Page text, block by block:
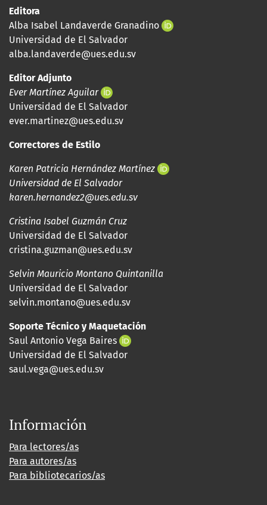
Editora
Alba Isabel Landaverde Granadino
Universidad de El Salvador
alba.landaverde@ues.edu.sv
Editor Adjunto
Ever Martínez Aguilar
Universidad de El Salvador
ever.martinez@ues.edu.sv
Correctores de Estilo
Karen Patricia Hernández Martínez
Universidad de El Salvador
karen.hernandez2@ues.edu.sv
Cristina Isabel Guzmán Cruz
Universidad de El Salvador
cristina.guzman@ues.edu.sv
Selvin Mauricio Montano Quintanilla
Universidad de El Salvador
selvin.montano@ues.edu.sv
Soporte Técnico y Maquetación
Saul Antonio Vega Baires
Universidad de El Salvador
saul.vega@ues.edu.sv
Información
Para lectores/as
Para autores/as
Para bibliotecarios/as